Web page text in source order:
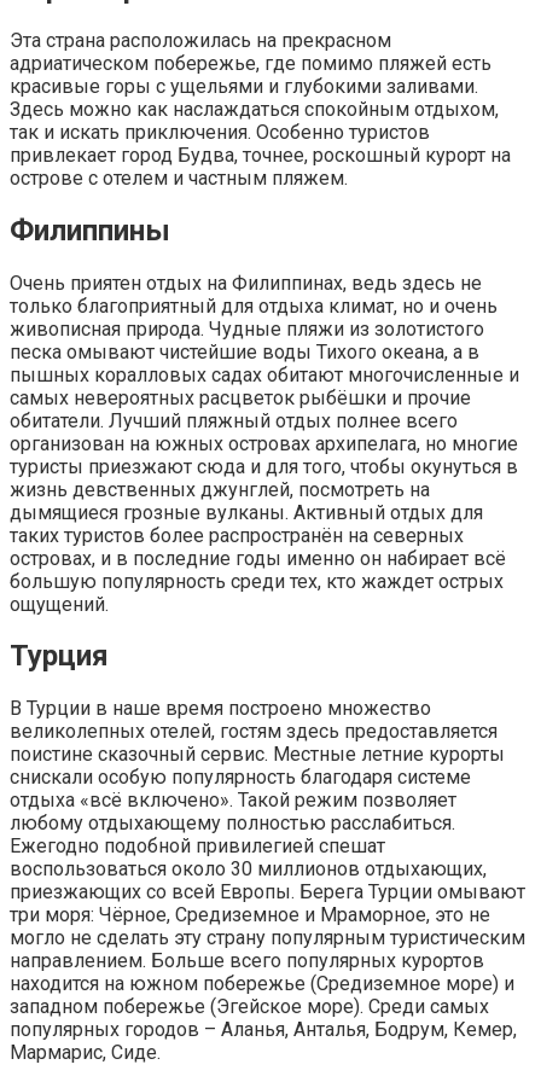
Эта страна расположилась на прекрасном
адриатическом побережье, где помимо пляжей есть
красивые горы с ущельями и глубокими заливами.
Здесь можно как наслаждаться спокойным отдыхом,
так и искать приключения. Особенно туристов
привлекает город Будва, точнее, роскошный курорт на
острове с отелем и частным пляжем.
Филиппины
Очень приятен отдых на Филиппинах, ведь здесь не
только благоприятный для отдыха климат, но и очень
живописная природа. Чудные пляжи из золотистого
песка омывают чистейшие воды Тихого океана, а в
пышных коралловых садах обитают многочисленные и
самых невероятных расцветок рыбёшки и прочие
обитатели. Лучший пляжный отдых полнее всего
организован на южных островах архипелага, но многие
туристы приезжают сюда и для того, чтобы окунуться в
жизнь девственных джунглей, посмотреть на
дымящиеся грозные вулканы. Активный отдых для
таких туристов более распространён на северных
островах, и в последние годы именно он набирает всё
большую популярность среди тех, кто жаждет острых
ощущений.
Турция
В Турции в наше время построено множество
великолепных отелей, гостям здесь предоставляется
поистине сказочный сервис. Местные летние курорты
снискали особую популярность благодаря системе
отдыха «всё включено». Такой режим позволяет
любому отдыхающему полностью расслабиться.
Ежегодно подобной привилегией спешат
воспользоваться около 30 миллионов отдыхающих,
приезжающих со всей Европы. Берега Турции омывают
три моря: Чёрное, Средиземное и Мраморное, это не
могло не сделать эту страну популярным туристическим
направлением. Больше всего популярных курортов
находится на южном побережье (Средиземное море) и
западном побережье (Эгейское море). Среди самых
популярных городов – Аланья, Анталья, Бодрум, Кемер,
Мармарис, Сиде.